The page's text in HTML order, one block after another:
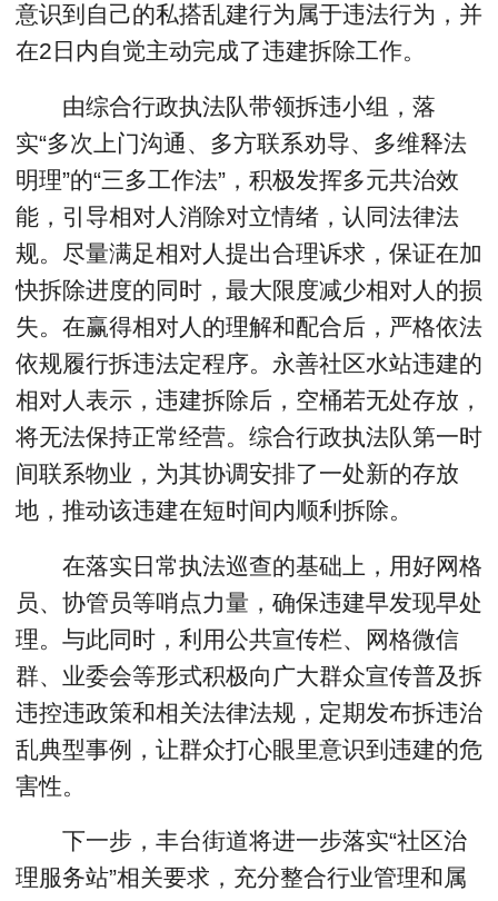
意识到自己的私搭乱建行为属于违法行为，并
在2日内自觉主动完成了违建拆除工作。
由综合行政执法队带领拆违小组，落
实“多次上门沟通、多方联系劝导、多维释法
明理”的“三多工作法”，积极发挥多元共治效
能，引导相对人消除对立情绪，认同法律法
规。尽量满足相对人提出合理诉求，保证在加
快拆除进度的同时，最大限度减少相对人的损
失。在赢得相对人的理解和配合后，严格依法
依规履行拆违法定程序。永善社区水站违建的
相对人表示，违建拆除后，空桶若无处存放，
将无法保持正常经营。综合行政执法队第一时
间联系物业，为其协调安排了一处新的存放
地，推动该违建在短时间内顺利拆除。
在落实日常执法巡查的基础上，用好网格
员、协管员等哨点力量，确保违建早发现早处
理。与此同时，利用公共宣传栏、网格微信
群、业委会等形式积极向广大群众宣传普及拆
违控违政策和相关法律法规，定期发布拆违治
乱典型事例，让群众打心眼里意识到违建的危
害性。
下一步，丰台街道将进一步落实“社区治
理服务站”相关要求，充分整合行业管理和属